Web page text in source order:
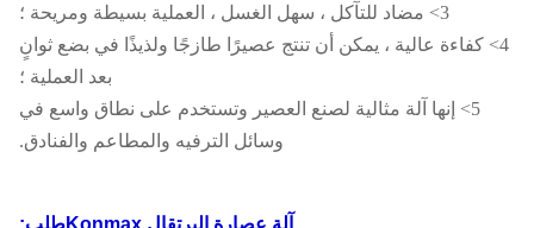
3> مضاد للتآكل ، سهل الغسل ، العملية بسيطة ومريحة ؛
4> كفاءة عالية ، يمكن أن تنتج عصيرًا طازجًا ولذيذًا في بضع ثوانٍ
بعد العملية ؛
5> إنها آلة مثالية لصنع العصير وتستخدم على نطاق واسع في
وسائل الترفيه والمطاعم والفنادق.
آلة عصارة البرتقال Konmax طلب: